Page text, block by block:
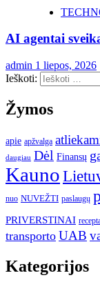
AI agentai
admin 1 liepos, 2026
Ieškoti:
Žymos
apie apžvalga
daugiau Dėl Finansų
Kauno
nuo NUVEŽTI paslaugų
PRIVERSTINAI
transporto UAB
Kategorijos